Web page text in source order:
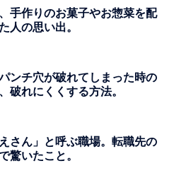
手作りのお菓子やお惣菜を配
人の思い出。
ンチ穴が破れてしまった時の
破れにくくする方法。
えさん」と呼ぶ職場。転職先の
驚いたこと。